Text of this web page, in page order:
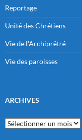
Reportage
Unité des Chrétiens
Vie de l'Archiprêtré
Vie des paroisses
ARCHIVES
Archives